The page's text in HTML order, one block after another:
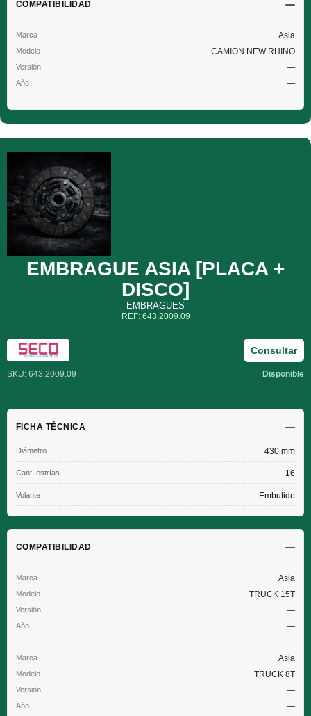
COMPATIBILIDAD
Asia
CAMION NEW RHINO
—
—
EMBRAGUE ASIA [PLACA +
DISCO]
EMBRAGUES
REF: 643.2009.09
SKU: 643.2009.09 Disponible
Consultar
FICHA TÉCNICA
Diámetro 430 mm
Cant. estrías 16
Volante Embutido
COMPATIBILIDAD
Asia
TRUCK 15T
—
—
Asia
TRUCK 8T
—
—